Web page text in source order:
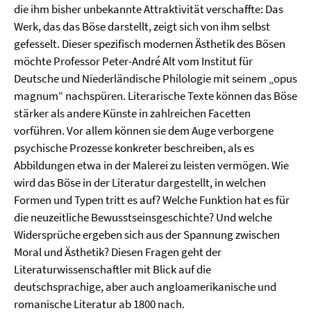
die ihm bisher unbekannte Attraktivität verschaffte: Das
Werk, das das Böse darstellt, zeigt sich von ihm selbst
gefesselt. Dieser spezifisch modernen Ästhetik des Bösen
möchte ProfessorPeter-André Altvom Institut für
Deutsche und Niederländische Philologie mit seinem „opus
magnum“ nachspüren. Literarische Texte können das Böse
stärker als andere Künste in zahlreichen Facetten
vorführen. Vor allem können sie dem Auge verborgene
psychische Prozesse konkreter beschreiben, als es
Abbildungen etwa in der Malerei zu leisten vermögen. Wie
wird das Böse in der Literatur dargestellt, in welchen
Formen und Typen tritt es auf? Welche Funktion hat es für
die neuzeitliche Bewusstseinsgeschichte? Und welche
Widersprüche ergeben sich aus der Spannung zwischen
Moral und Ästhetik? Diesen Fragen geht der
Literaturwissenschaftler mit Blick auf die
deutschsprachige, aber auch angloamerikanische und
romanische Literatur ab 1800 nach.